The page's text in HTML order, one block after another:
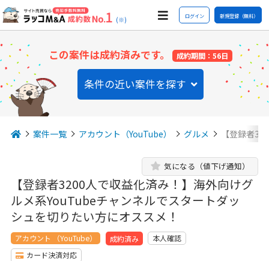
(※) ログイン 新規登録（無料）
この案件は成約済みです。 成約期間：56日
条件の近い案件を探す
案件一覧 アカウント（YouTube） グルメ 【登録者
【登録者3200人で収益化済み！】海外向けグ
ルメ系YouTubeチャンネルでスタートダッ
シュを切りたい方にオススメ！
気になる（値下げ通知）
アカウント （YouTube） 成約済み
本人確認
カード決済対応